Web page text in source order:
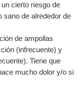
cierto riesgo de
sano de alrededor de
de ampollas
(infrecuente) y
Tiene que
mucho dolor y/o si